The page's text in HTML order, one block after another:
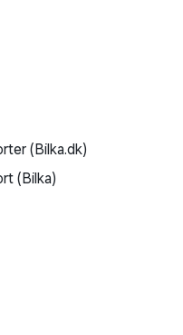
(Bilka.dk)
(Bilka)